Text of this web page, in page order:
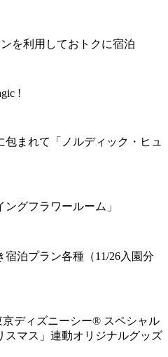
を利用しておトクに宿泊
!
まれて「ノルディック・ヒュ
グフラワールーム」
泊プラン各種（11/26入園分
ディズニーシー® スペシャル
スマス」連動オリジナルグッズ